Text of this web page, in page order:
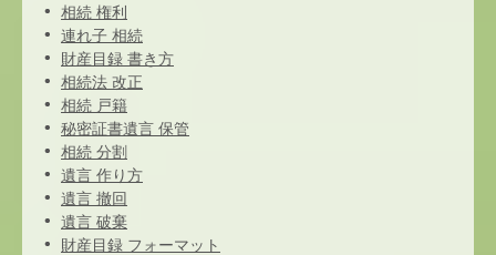
相続 権利
連れ子 相続
財産目録 書き方
相続法 改正
相続 戸籍
秘密証書遺言 保管
相続 分割
遺言 作り方
遺言 撤回
遺言 破棄
財産目録 フォーマット